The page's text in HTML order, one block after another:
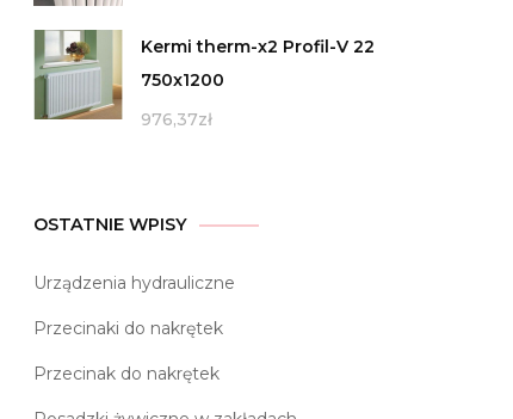
Kermi therm-x2 Profil-V 22
750x1200
976,37zł
OSTATNIE WPISY
Urządzenia hydrauliczne
Przecinaki do nakrętek
Przecinak do nakrętek